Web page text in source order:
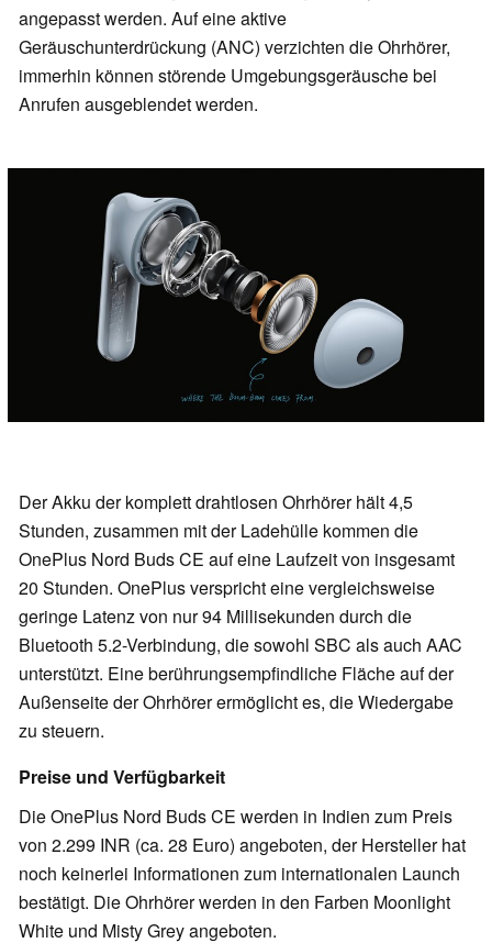
angepasst werden. Auf eine aktive
Geräuschunterdrückung (ANC) verzichten die Ohrhörer,
immerhin können störende Umgebungsgeräusche bei
Anrufen ausgeblendet werden.
Der Akku der komplett drahtlosen Ohrhörer hält 4,5
Stunden, zusammen mit der Ladehülle kommen die
OnePlus Nord Buds CE auf eine Laufzeit von insgesamt
20 Stunden. OnePlus verspricht eine vergleichsweise
geringe Latenz von nur 94 Millisekunden durch die
Bluetooth 5.2-Verbindung, die sowohl SBC als auch AAC
unterstützt. Eine berührungsempfindliche Fläche auf der
Außenseite der Ohrhörer ermöglicht es, die Wiedergabe
zu steuern.
Preise und Verfügbarkeit
Die OnePlus Nord Buds CE werden in Indien zum Preis
von 2.299 INR (ca. 28 Euro) angeboten, der Hersteller hat
noch keinerlei Informationen zum internationalen Launch
bestätigt. Die Ohrhörer werden in den Farben Moonlight
White und Misty Grey angeboten.